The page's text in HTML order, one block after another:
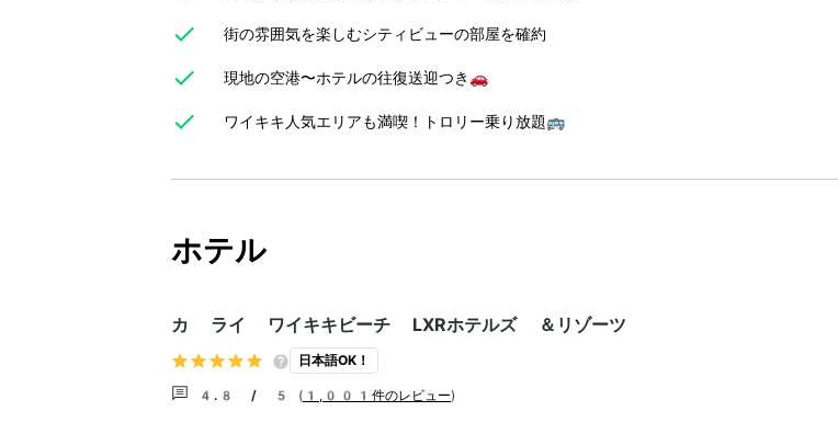
街の雰囲気を楽しむシティビューの部屋を確約
現地の空港〜ホテルの往復送迎つき🚗
ワイキキ人気エリアも満喫！トロリー乗り放題🚌
ホテル
カ ライ ワイキキビーチ LXRホテルズ ＆リゾーツ
日本語OK！
4.8 / 5 ( 1,001件のレビュー)